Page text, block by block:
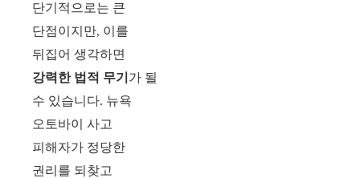
단기적으로는 큰
단점이지만, 이를
뒤집어 생각하면
강력한 법적 무기 가 될
수 있습니다. 뉴욕
오토바이 사고
피해자가 정당한
권리를 되찾고